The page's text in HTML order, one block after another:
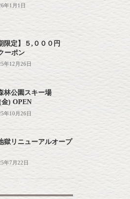
年1月1日
限定】５,０００円
ーポン
年12月26日
林公園スキー場
金) OPEN
年10月26日
獄リニューアルオープ
年7月22日